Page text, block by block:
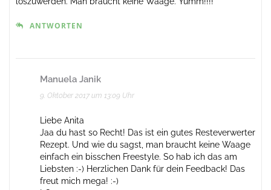
ANTWORTEN
Manuela Janik
9. Oktober 2017 um 13:09 Uhr
Liebe Anita
Jaa du hast so Recht! Das ist ein gutes Resteverwerter
Rezept. Und wie du sagst, man braucht keine Waage
einfach ein bisschen Freestyle. So hab ich das am
Liebsten :-) Herzlichen Dank für dein Feedback! Das
freut mich mega! :-)